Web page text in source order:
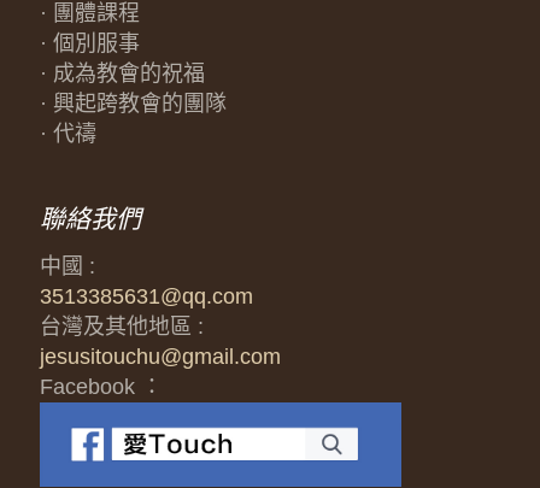
· 團體課程
· 個別服事
· 成為教會的祝福
· 興起跨教會的團隊
· 代禱
聯絡我們
中國 :
3513385631@qq.com
台灣及其他地區 :
jesusitouchu@gmail.com
Facebook ：